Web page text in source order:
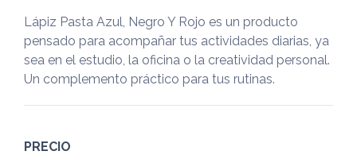
Lápiz Pasta Azul, Negro Y Rojo es un producto
pensado para acompañar tus actividades diarias, ya
sea en el estudio, la oficina o la creatividad personal.
Un complemento práctico para tus rutinas.
PRECIO